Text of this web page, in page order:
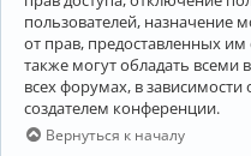
пользователей, назначение
от прав, предоставленных
также могут обладать
всех форумах, в
создателем конференции.
Вернуться к началу